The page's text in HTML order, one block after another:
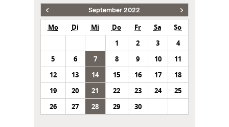
September 2022
Mo Di Mi Do Fr Sa
So
1
2 3
4
5
6 7 8 9 10
11
12
13 14 15 16 17
18
19
20 21 22 23 24
25
26
27 28 29 30